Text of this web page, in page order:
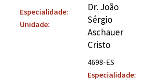
Especialidade:
Unidade:
Dr. João
Sérgio
Aschauer
Cristo
4698-ES
Especialidade: